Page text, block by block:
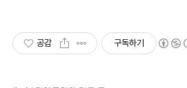
공감 구독하기